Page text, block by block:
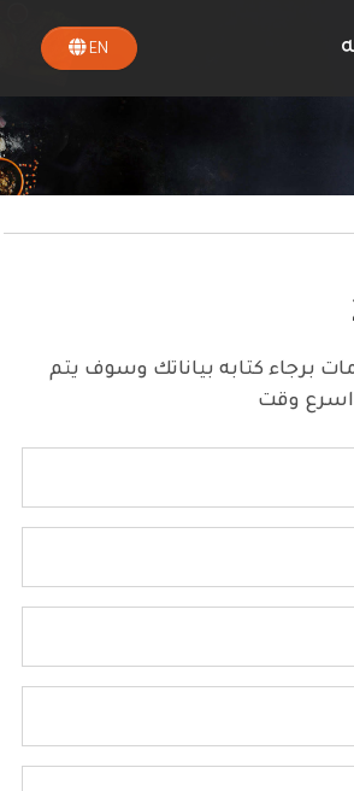
EN
برجاء كتابه بياناتك وسوف يتم
وقت